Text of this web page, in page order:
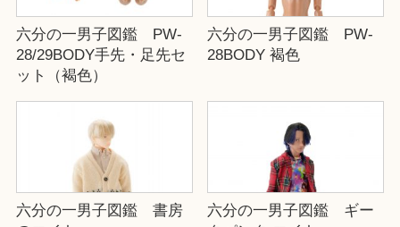
六分の一男子図鑑 PW-
28/29BODY手先・足先セ
ット（褐色）
六分の一男子図鑑 PW-
28BODY 褐色
六分の一男子図鑑 書房
六分の一男子図鑑 ギー